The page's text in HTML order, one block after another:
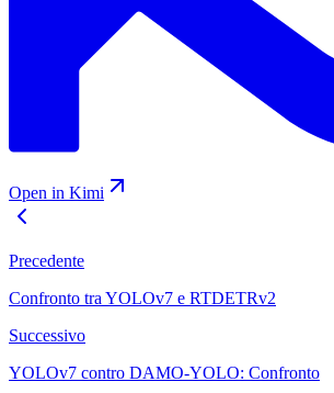
Open in Kimi
Precedente
Confronto tra YOLOv7 e RTDETRv2
Successivo
YOLOv7 contro DAMO-YOLO: Confronto